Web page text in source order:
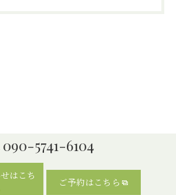
090-5741-6104
はこち
ご予約はこちら